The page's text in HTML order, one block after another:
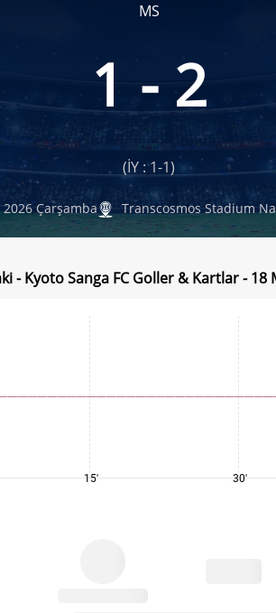
MS
1 - 2
(İY : 1-1)
Çarşamba Transcosmos Stadium
- Kyoto Sanga FC Goller & Kartlar -
15' 30'